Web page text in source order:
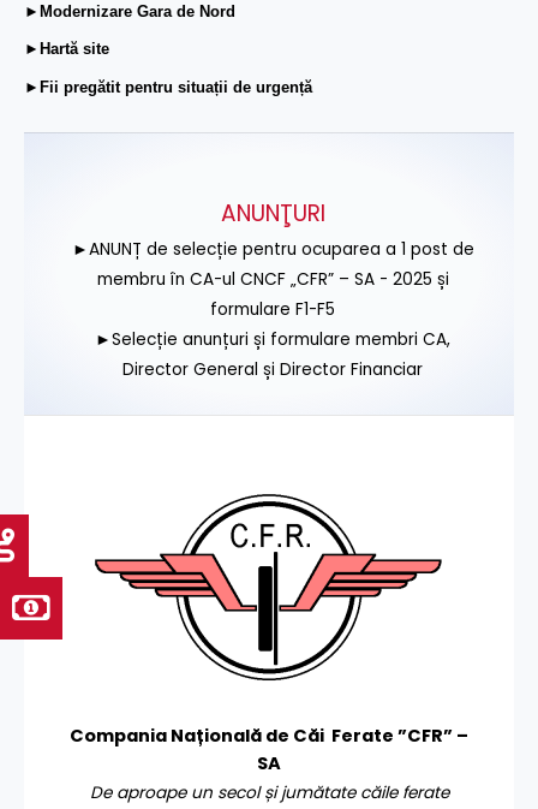
►Modernizare Gara de Nord
►Hartă site
►Fii pregătit pentru situații de urgență
ANUNŢURI
►ANUNȚ de selecție pentru ocuparea a 1 post de
membru în CA-ul CNCF „CFR” – SA - 2025 și
formulare F1-F5
►Selecție anunțuri și formulare membri CA,
Director General și Director Financiar
Compania Națională de Căi Ferate ”CFR” –
SA
De aproape un secol și jumătate căile ferate